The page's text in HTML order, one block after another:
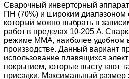
Сварочный инверторный аппарат
ПН (70%) и широким диапазоном
который можно выбрать в
работ в пределах 10-205 А.
режиме ММА, наиболее удобном
производстве. Данный вариант
использование плавящихся
покрытием, которые выступают
присадки. Максимальный размер